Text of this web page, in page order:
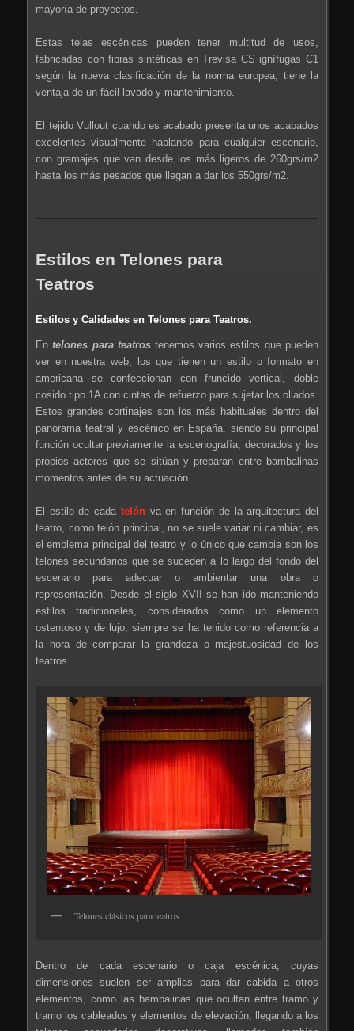
mayoría de proyectos.
Estas telas escénicas pueden tener multitud de usos,
fabricadas con fibras sintéticas en Trevisa CS ignífugas C1
según la nueva clasificación de la norma europea, tiene la
ventaja de un fácil lavado y mantenimiento.
El tejido Vullout cuando es acabado presenta unos acabados
excelentes visualmente hablando para cualquier escenario,
con gramajes que van desde los más ligeros de 260grs/m2
hasta los más pesados que llegan a dar los 550grs/m2.
Estilos en Telones para
Teatros
Estilos y Calidades en Telones para Teatros.
Entelones para teatrostenemos varios estilos que pueden
ver en nuestra web, los que tienen un estilo o formato en
americana se confeccionan con fruncido vertical, doble
cosido tipo 1A con cintas de refuerzo para sujetar los ollados.
Estos grandes cortinajes son los más habituales dentro del
panorama teatral y escénico en España, siendo su principal
función ocultar previamente la escenografía, decorados y los
propios actores que se sitúan y preparan entre bambalinas
momentos antes de su actuación.
El estilo de cada telónva en función de la arquitectura del
teatro, como telón principal, no se suele variar ni cambiar, es
el emblema principal del teatro y lo único que cambia son los
telones secundarios que se suceden a lo largo del fondo del
escenario para adecuar o ambientar una obra o
representación. Desde el siglo XVII se han ido manteniendo
estilos tradicionales, considerados como un elemento
ostentoso y de lujo, siempre se ha tenido como referencia a
la hora de comparar la grandeza o majestuosidad de los
teatros.
Telones clásicos para teatros
Dentro de cada escenario o caja escénica, cuyas
dimensiones suelen ser amplias para dar cabida a otros
elementos, como las bambalinas que ocultan entre tramo y
tramo los cableados y elementos de elevación, llegando a los